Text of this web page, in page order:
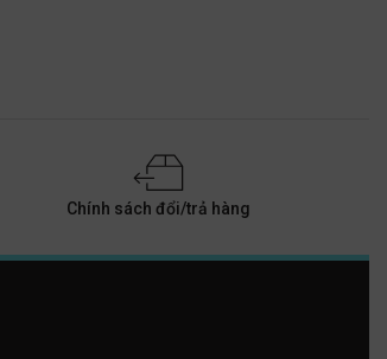
Chính sách đổi/trả hàng